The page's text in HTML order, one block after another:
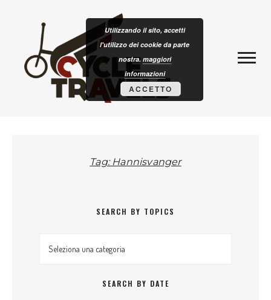
Tag: Hannisvanger
SEARCH BY TOPICS
Search by topics
SEARCH BY DATE
Utilizzando il sito, accetti
l'utilizzo dei cookie da parte
nostra. maggiori
informazioni
ACCETTO